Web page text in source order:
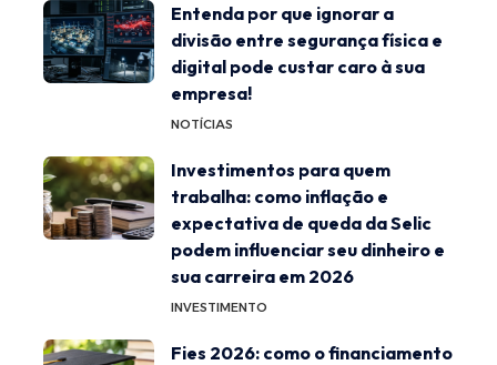
Entenda por que ignorar a
divisão entre segurança física e
digital pode custar caro à sua
empresa!
NOTÍCIAS
Investimentos para quem
trabalha: como inflação e
expectativa de queda da Selic
podem influenciar seu dinheiro e
sua carreira em 2026
INVESTIMENTO
Fies 2026: como o financiamento